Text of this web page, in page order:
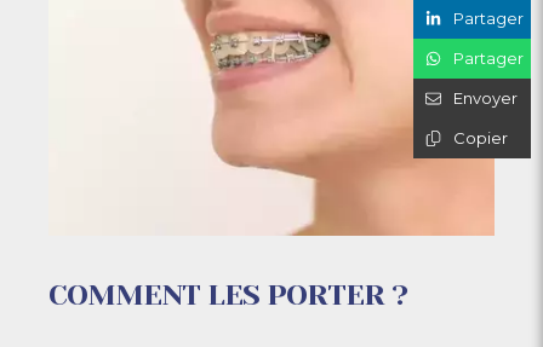
COMMENT LES PORTER ?
Partager
Partager
Envoyer
Copier